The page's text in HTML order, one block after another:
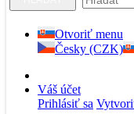
Otvoriť menu
Česky (CZK)
Váš účet
Prihlásiť sa